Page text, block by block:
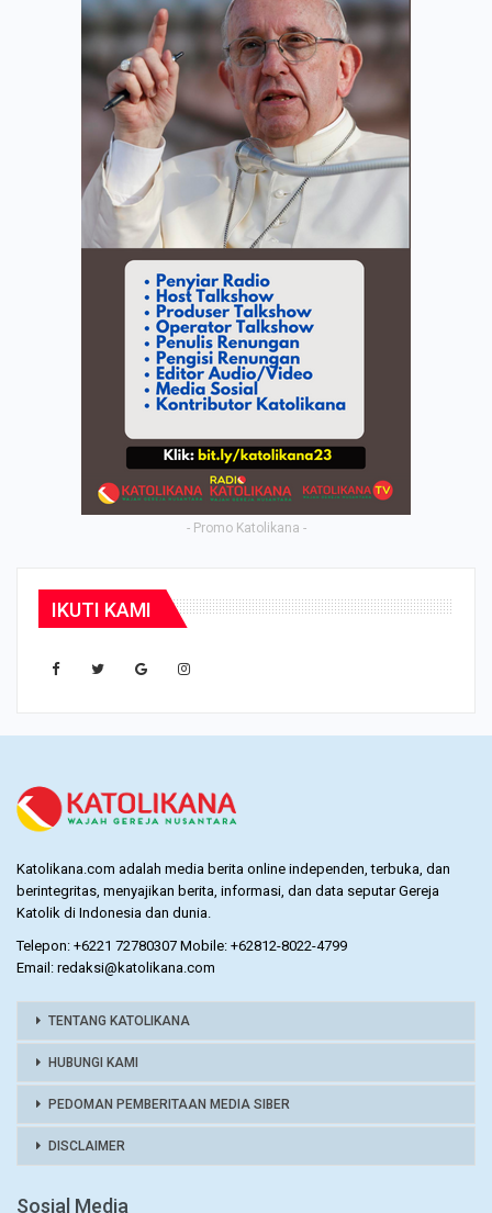
- Promo Katolikana -
IKUTI KAMI
Katolikana.com adalah media berita online independen, terbuka, dan
berintegritas, menyajikan berita, informasi, dan data seputar Gereja
Katolik di Indonesia dan dunia.
Telepon: +6221 72780307 Mobile: +62812-8022-4799
Email: redaksi@katolikana.com
TENTANG KATOLIKANA
HUBUNGI KAMI
PEDOMAN PEMBERITAAN MEDIA SIBER
DISCLAIMER
Sosial Media